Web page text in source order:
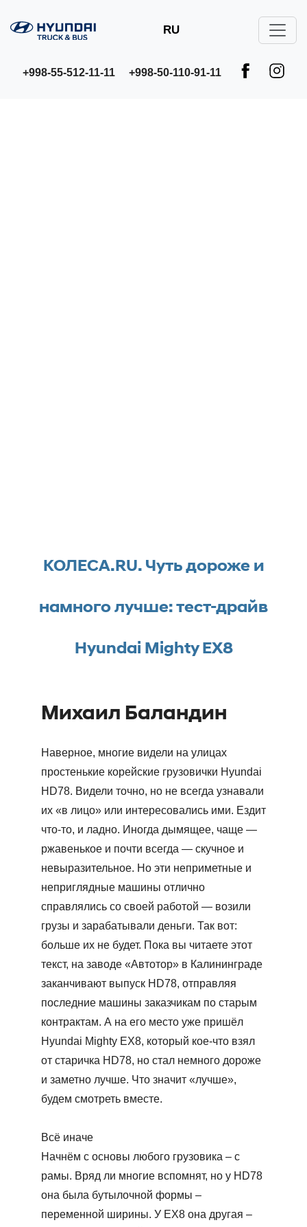
RU
+998-55-512-11-11 +998-50-110-91-11
КОЛЕСА.RU. Чуть дороже и
намного лучше: тест-драйв
Hyundai Mighty EX8
Михаил Баландин
Наверное, многие видели на улицах
простенькие корейские грузовички Hyundai
HD78. Видели точно, но не всегда узнавали
их «в лицо» или интересовались ими. Ездит
что-то, и ладно. Иногда дымящее, чаще —
ржавенькое и почти всегда — скучное и
невыразительное. Но эти неприметные и
неприглядные машины отлично
справлялись со своей работой — возили
грузы и зарабатывали деньги. Так вот:
больше их не будет. Пока вы читаете этот
текст, на заводе «Автотор» в Калининграде
заканчивают выпуск HD78, отправляя
последние машины заказчикам по старым
контрактам. А на его место уже пришёл
Hyundai Mighty EX8, который кое-что взял
от старичка HD78, но стал немного дороже
и заметно лучше. Что значит «лучше»,
будем смотреть вместе.
Всё иначе
Начнём с основы любого грузовика – с
рамы. Вряд ли многие вспомнят, но у HD78
она была бутылочной формы –
переменной ширины. У ЕХ8 она другая –